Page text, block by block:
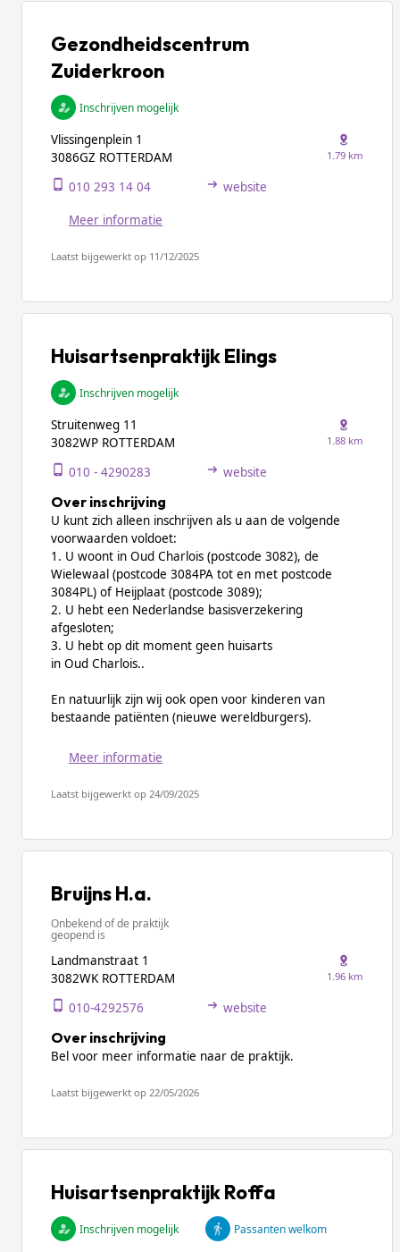
Gezondheidscentrum
Zuiderkroon
Inschrijven mogelijk
Vlissingenplein 1
3086GZ ROTTERDAM
1.79 km
010 293 14 04 website
Meer informatie
Laatst bijgewerkt op 11/12/2025
Huisartsenpraktijk Elings
Inschrijven mogelijk
Struitenweg 11
3082WP ROTTERDAM
1.88 km
010 - 4290283 website
Over inschrijving
U kunt zich alleen inschrijven als u aan de volgende
voorwaarden voldoet:
1. U woont in Oud Charlois (postcode 3082), de
Wielewaal (postcode 3084PA tot en met postcode
3084PL) of Heijplaat (postcode 3089);
2. U hebt een Nederlandse basisverzekering
afgesloten;
3. U hebt op dit moment geen huisarts
in Oud Charlois..
En natuurlijk zijn wij ook open voor kinderen van
bestaande patiënten (nieuwe wereldburgers).
Meer informatie
Laatst bijgewerkt op 24/09/2025
Bruijns H.a.
Onbekend of de praktijk
geopend is
Landmanstraat 1
3082WK ROTTERDAM
1.96 km
010-4292576 website
Over inschrijving
Bel voor meer informatie naar de praktijk.
Laatst bijgewerkt op 22/05/2026
Huisartsenpraktijk Roffa
Inschrijven mogelijk Passanten welkom